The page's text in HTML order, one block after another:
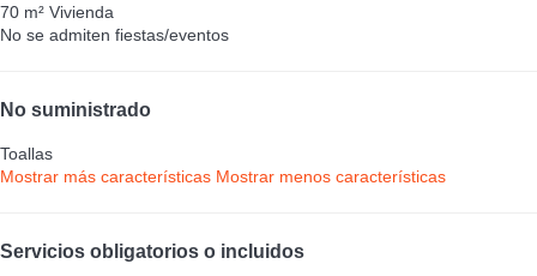
70 m² Vivienda
No se admiten fiestas/eventos
No suministrado
Toallas
Mostrar más características Mostrar menos características
Servicios obligatorios o incluidos